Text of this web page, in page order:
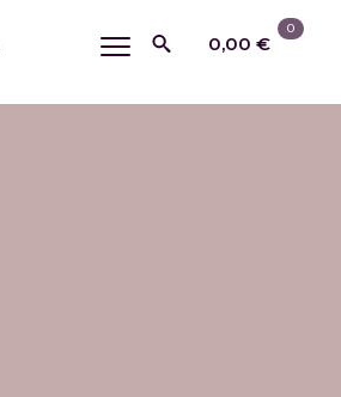
for:
0,00 €
0